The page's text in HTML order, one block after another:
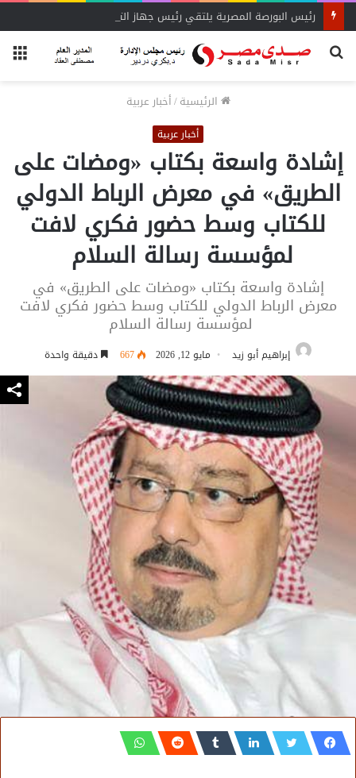
رئيس البورصة المصرية يلتقي رئيس جهاز التمثيل التجاري
بحث
الرئيسية/أخبار عربية
أخبار عربية
إشادة واسعة بكتاب «ومضات على
الطريق» في معرض الرباط الدولي
للكتاب وسط حضور فكري لافت
لمؤسسة رسالة السلام
إشادة واسعة بكتاب «ومضات على الطريق» في
معرض الرباط الدولي للكتاب وسط حضور فكري لافت
لمؤسسة رسالة السلام
إبراهيم أبو زيد مايو 12, 2026 667 دقيقة واحدة